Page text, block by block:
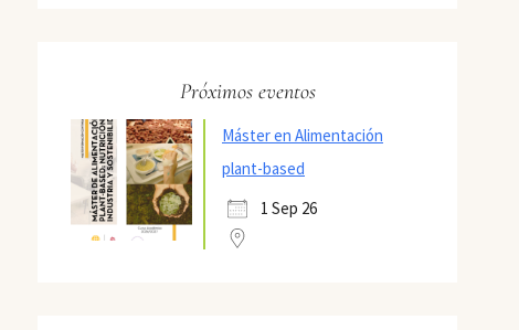
Próximos eventos
Máster en Alimentación
plant-based
1 Sep 26